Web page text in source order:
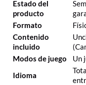
Estado del
producto
Formato
Contenido
incluido
Modos de juego
Un
Idioma